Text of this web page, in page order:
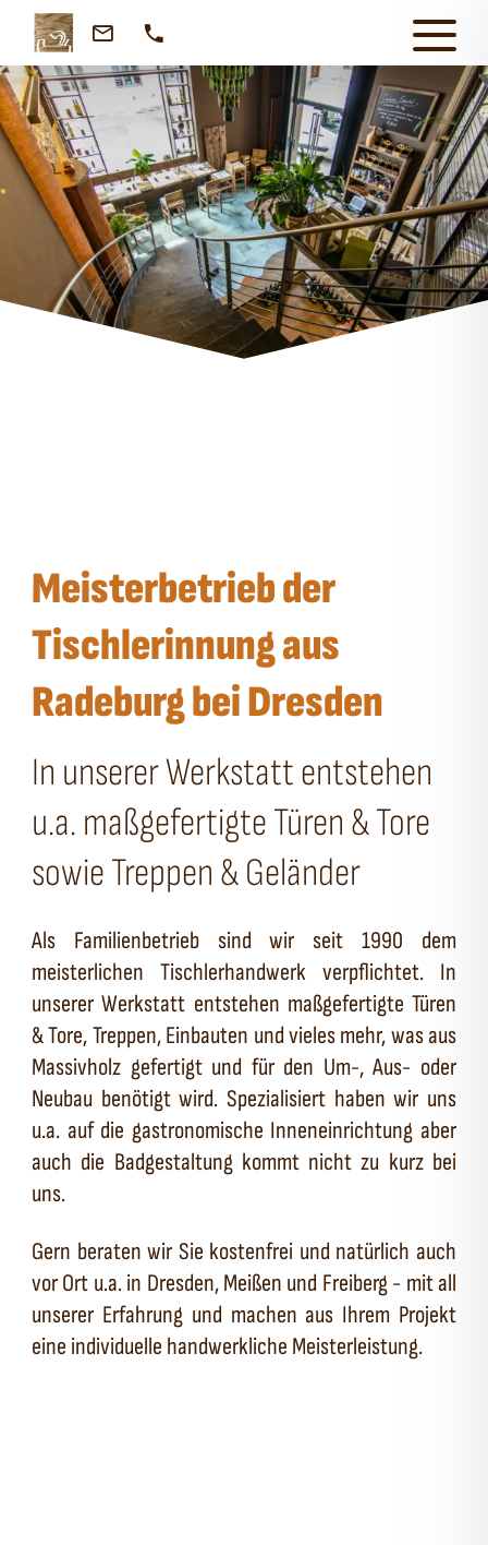
Meisterbetrieb der
Tischlerinnung aus
Radeburg bei Dresden
In unserer Werkstatt entstehen
u.a. maßgefertigte Türen & Tore
sowie Treppen & Geländer
Als Familienbetrieb sind wir seit 1990 dem
meisterlichen Tischlerhandwerk verpflichtet. In
unserer Werkstatt entstehen maßgefertigte Türen
& Tore, Treppen, Einbauten und vieles mehr, was aus
Massivholz gefertigt und für den Um-, Aus- oder
Neubau benötigt wird. Spezialisiert haben wir uns
u.a. auf die gastronomische Inneneinrichtung aber
auch die Badgestaltung kommt nicht zu kurz bei
uns.
Gern beraten wir Sie kostenfrei und natürlich auch
vor Ort u.a. in Dresden, Meißen und Freiberg - mit all
unserer Erfahrung und machen aus Ihrem Projekt
eine individuelle handwerkliche Meisterleistung.